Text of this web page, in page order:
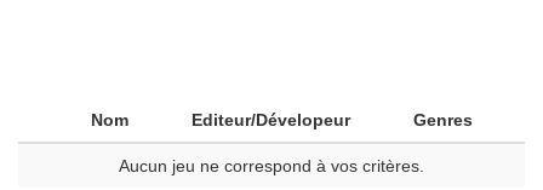
Nom Editeur/Dévelopeur Genres
Aucun jeu ne correspond à vos critères.